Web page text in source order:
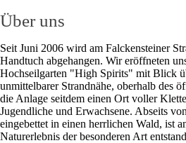
Über uns
Seit Juni 2006 wird am Falckensteiner
Handtuch abgehangen. Wir eröffneten
Hochseilgarten "High Spirits" mit Blick
unmittelbarer Strandnähe, oberhalb des
die Anlage seitdem einen Ort voller
Jugendliche und Erwachsene. Abseits
eingebettet in einen herrlichen Wald, ist
Naturerlebnis der besonderen Art